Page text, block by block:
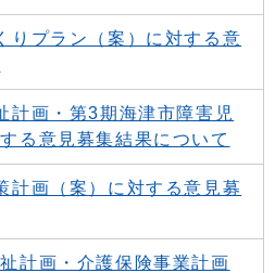
りプラン（案）に対する意
計画・第3期海津市障害児
る意見募集結果について
計画（案）に対する意見募
計画・介護保険事業計画